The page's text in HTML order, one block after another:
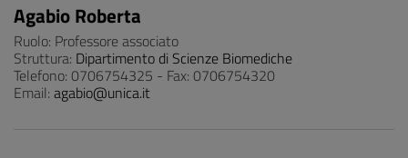
Agabio Roberta
Ruolo: Professore associato
Struttura: Dipartimento di Scienze Biomediche
Telefono: 0706754325 - Fax: 0706754320
Email: agabio@unica.it